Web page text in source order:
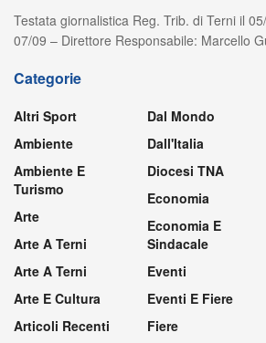
Testata giornalistica Reg. Trib. di Terni il
07/09 – Direttore Responsabile: Marcello
Categorie
Altri Sport
Ambiente
Ambiente E
Turismo
Arte
Arte A Terni
Arte A Terni
Arte E Cultura
Articoli Recenti
Dal Mondo
Dall'Italia
Diocesi TNA
Economia
Economia E
Sindacale
Eventi
Eventi E Fiere
Fiere